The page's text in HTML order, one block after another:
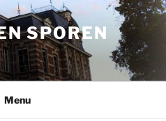
SPOREN
Menu